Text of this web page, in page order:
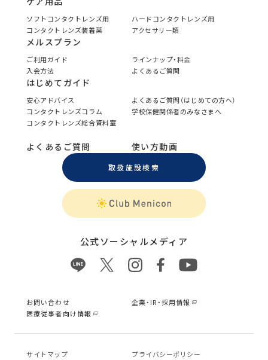
ソフトコンタクトレンズ用
ハードコンタクトレンズ用
コンタクトレンズ装着薬
アクセサリー類
メルスプラン
ご利用ガイド
ラインナップ・料金
入会方法
よくあるご質問
はじめてガイド
安心アドバイス
よくあるご質問（はじめての方へ）
コンタクトレンズコラム
学校保健関係者のみなさまへ
コンタクトレンズ総合資料室
よくあるご質問 使い方動画
取扱施設検索
公式ソーシャルメディア
お問い合わせ
企業・IR・採用情報
医療従事者向け情報
サイトマップ プライバシーポリシー